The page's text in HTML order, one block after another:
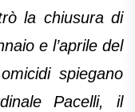
la chiusura di
e l’aprile del
spiegano
Pacelli, il